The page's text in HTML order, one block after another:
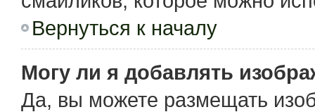
Вернуться к началу
Могу ли я добавлять
Да, вы можете размещать